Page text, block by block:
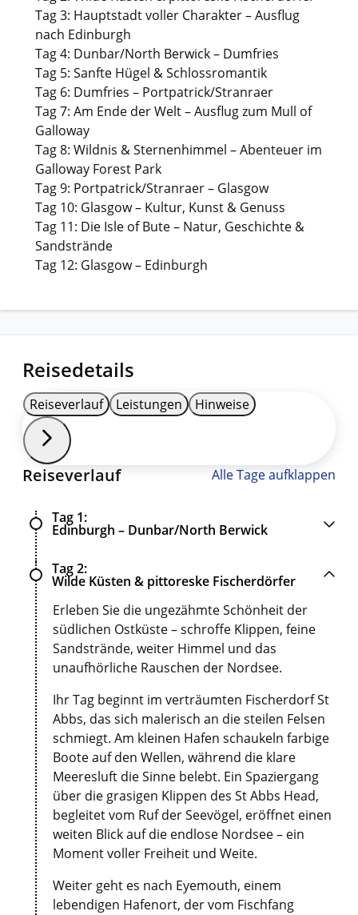
Tag 3: Hauptstadt voller Charakter – Ausflug
nach Edinburgh
Tag 4: Dunbar/North Berwick – Dumfries
Tag 5: Sanfte Hügel & Schlossromantik
Tag 6: Dumfries – Portpatrick/Stranraer
Tag 7: Am Ende der Welt – Ausflug zum Mull of
Galloway
Tag 8: Wildnis & Sternenhimmel – Abenteuer im
Galloway Forest Park
Tag 9: Portpatrick/Stranraer – Glasgow
Tag 10: Glasgow – Kultur, Kunst & Genuss
Tag 11: Die Isle of Bute – Natur, Geschichte &
Sandstrände
Tag 12: Glasgow – Edinburgh
Reisedetails
Reiseverlauf Leistungen Hinweise
Reiseverlauf Alle Tage aufklappen
Tag 1
Edinburgh – Dunbar/North Berwick
Tag 2
Wilde Küsten & pittoreske Fischerdörfer
Erleben Sie die ungezähmte Schönheit der
südlichen Ostküste – schroffe Klippen, feine
Sandstrände, weiter Himmel und das
unaufhörliche Rauschen der Nordsee.
Ihr Tag beginnt im verträumten Fischerdorf St
Abbs, das sich malerisch an die steilen Felsen
schmiegt. Am kleinen Hafen schaukeln farbige
Boote auf den Wellen, während die klare
Meeresluft die Sinne belebt. Ein Spaziergang
über die grasigen Klippen des St Abbs Head,
begleitet vom Ruf der Seevögel, eröffnet einen
weiten Blick auf die endlose Nordsee – ein
Moment voller Freiheit und Weite.
Weiter geht es nach Eyemouth, einem
lebendigen Hafenort, der vom Fischfang